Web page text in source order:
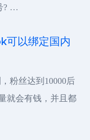
? …
可以绑定国内
粉丝达到10000后
就会有钱，并且都